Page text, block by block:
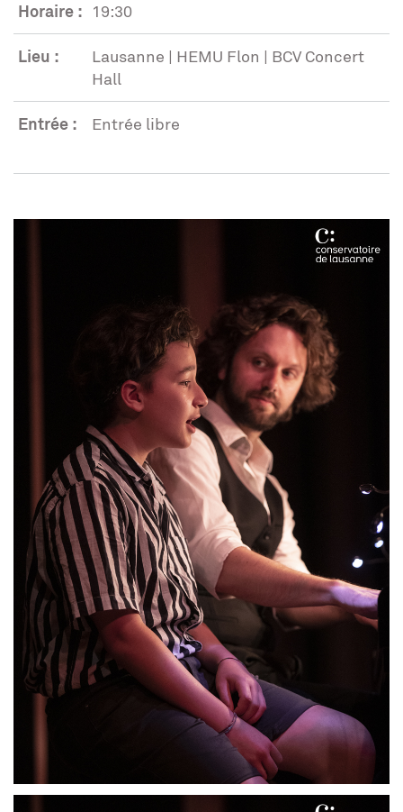
Horaire : 19:30
Lieu :
Lausanne | HEMU Flon | BCV Concert
Hall
Entrée : Entrée libre